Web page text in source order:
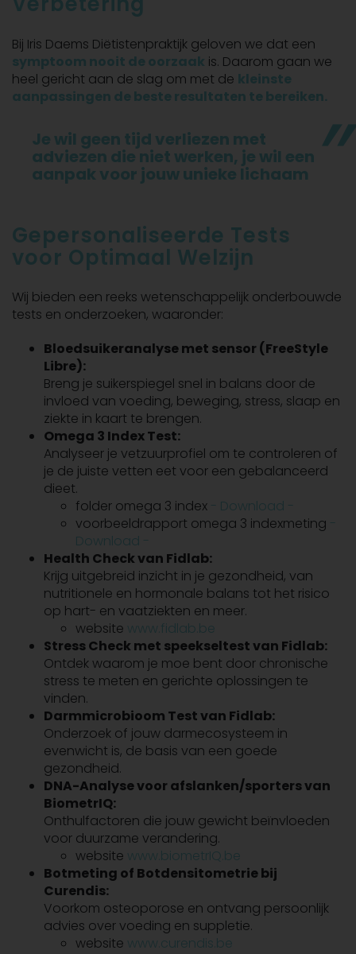
Bij Iris Daems Diëtistenpraktijk geloven we dat een
symptoom nooit de oorzaak is. Daarom gaan we
heel gericht aan de slag om met de kleinste
aanpassingen de beste resultaten te bereiken.
Je wil geen tijd verliezen met
adviezen die niet werken, je wil een
aanpak voor jouw unieke lichaam
Gepersonaliseerde Tests
voor Optimaal Welzijn
Wij bieden een reeks wetenschappelijk onderbouwde
tests en onderzoeken, waaronder:
Bloedsuikeranalyse met sensor (FreeStyle
Libre):
Breng je suikerspiegel snel in balans door de
invloed van voeding, beweging, stress, slaap en
ziekte in kaart te brengen.
Omega 3 Index Test:
Analyseer je vetzuurprofiel om te controleren of
je de juiste vetten eet voor een gebalanceerd
dieet.
folder omega 3 index - Download -
voorbeeldrapport omega 3 indexmeting -
Download -
Health Check van Fidlab:
Krijg uitgebreid inzicht in je gezondheid, van
nutritionele en hormonale balans tot het risico
op hart- en vaatziekten en meer.
website www.fidlab.be
Stress Check met speekseltest van Fidlab:
Ontdek waarom je moe bent door chronische
stress te meten en gerichte oplossingen te
vinden.
Darmmicrobioom Test van Fidlab:
Onderzoek of jouw darmecosysteem in
evenwicht is, de basis van een goede
gezondheid.
DNA-Analyse voor afslanken/sporters van
BiometrIQ:
Onthulfactoren die jouw gewicht beïnvloeden
voor duurzame verandering.
website www.biometrIQ.be
Botmeting of Botdensitometrie bij
Curendis:
Voorkom osteoporose en ontvang persoonlijk
advies over voeding en suppletie.
website www.curendis.be